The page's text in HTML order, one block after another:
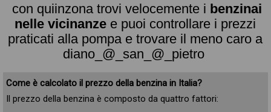
con quiinzona trovi velocemente i benzinai
nelle vicinanze e puoi controllare i prezzi
praticati alla pompa e trovare il meno caro a
diano_@_san_@_pietro
Come è calcolato il prezzo della benzina in Italia?
Il prezzo della benzina è composto da quattro fattori: